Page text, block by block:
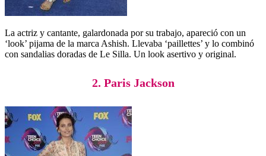
La actriz y cantante, galardonada por su trabajo, apareció con un
‘look’ pijama de la marca Ashish. Llevaba ‘paillettes’ y lo combinó
con sandalias doradas de Le Silla. Un look asertivo y original.
2. Paris Jackson